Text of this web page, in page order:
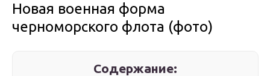
Новая военная форма
черноморского флота (фото)
Содержание: